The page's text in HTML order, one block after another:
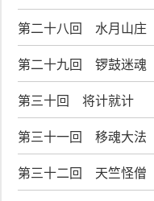
第二十八回 水月山庄
第二十九回 锣鼓迷魂
第三十回 将计就计
第三十一回 移魂大法
第三十二回 天竺怪僧